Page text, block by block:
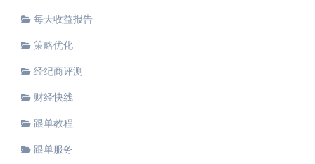
每天收益报告
策略优化
经纪商评测
财经快线
跟单教程
跟单服务